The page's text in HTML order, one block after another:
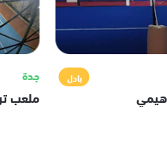
بادل جدة
ملعب